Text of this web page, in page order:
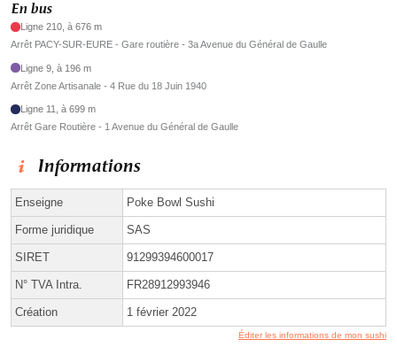
En bus
Ligne 210, à 676 m
Arrêt PACY-SUR-EURE - Gare routière - 3a Avenue du Général de Gaulle
Ligne 9, à 196 m
Arrêt Zone Artisanale - 4 Rue du 18 Juin 1940
Ligne 11, à 699 m
Arrêt Gare Routière - 1 Avenue du Général de Gaulle
Informations
Enseigne Poke Bowl Sushi
Forme juridique SAS
SIRET 91299394600017
N° TVA Intra. FR28912993946
Création 1 février 2022
Éditer les informations de mon sushi